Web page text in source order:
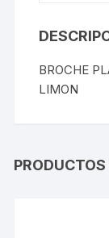
BROCHE
LIMON